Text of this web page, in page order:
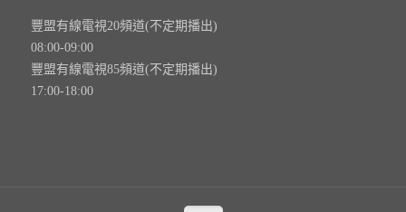
豐盟有線電視20頻道(不定期播出)
08:00-09:00
豐盟有線電視85頻道(不定期播出)
17:00-18:00